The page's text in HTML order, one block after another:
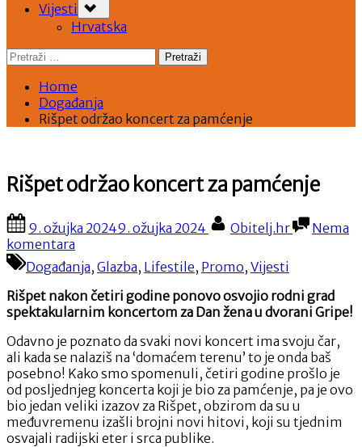
Vijesti
sub-
menu
Hrvatska
Pretraži:
Home
Događanja
Rišpet održao koncert za pamćenje
Rišpet održao koncert za pamćenje
Posted
on
9. ožujka 20249. ožujka 2024 By
Obitelj.hr
Nema
komentara
Rišpet
održao
koncert
za
Događanja, Glazba, Lifestile, Promo, Vijesti
Rišpet nakon četiri godine ponovo osvojio rodni grad
spektakularnim koncertom za Dan žena u dvorani Gripe!
Odavno je poznato da svaki novi koncert ima svoju čar,
ali kada se nalaziš na ‘domaćem terenu’ to je onda baš
posebno! Kako smo spomenuli, četiri godine prošlo je
od posljednjeg koncerta koji je bio za pamćenje, pa je ovo
bio jedan veliki izazov za Rišpet, obzirom da su u
međuvremenu izašli brojni novi hitovi, koji su tjednim
osvajali radijski eter i srca publike.